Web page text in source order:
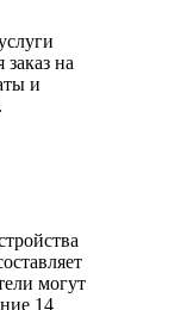
на
и
могут
14